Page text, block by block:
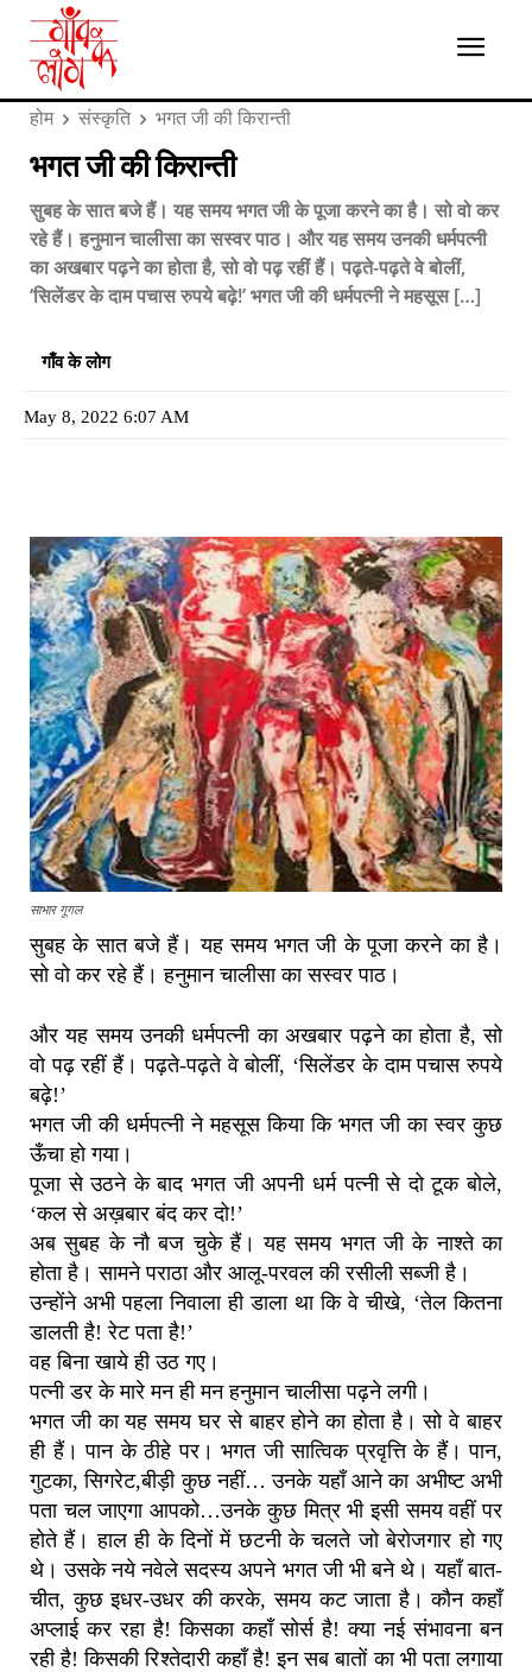
होम संस्कृति भगत जी की किरान्ती
भगत जी की किरान्ती
सुबह के सात बजे हैं। यह समय भगत जी के पूजा करने का है। सो वो कर
रहे हैं। हनुमान चालीसा का सस्वर पाठ। और यह समय उनकी धर्मपत्नी
का अखबार पढ़ने का होता है, सो वो पढ़ रहीं हैं। पढ़ते-पढ़ते वे बोलीं,
‘सिलेंडर के दाम पचास रुपये बढ़े!’ भगत जी की धर्मपत्नी ने महसूस […]
गाँव के लोग
May 8, 2022 6:07 AM
साभार गूगल
सुबह के सात बजे हैं। यह समय भगत जी के पूजा करने का है।
सो वो कर रहे हैं। हनुमान चालीसा का सस्वर पाठ।
और यह समय उनकी धर्मपत्नी का अखबार पढ़ने का होता है, सो
वो पढ़ रहीं हैं। पढ़ते-पढ़ते वे बोलीं, ‘सिलेंडर के दाम पचास रुपये
बढ़े!’
भगत जी की धर्मपत्नी ने महसूस किया कि भगत जी का स्वर कुछ
ऊँचा हो गया।
पूजा से उठने के बाद भगत जी अपनी धर्म पत्नी से दो टूक बोले,
‘कल से अख़बार बंद कर दो!’
अब सुबह के नौ बज चुके हैं। यह समय भगत जी के नाश्ते का
होता है। सामने पराठा और आलू-परवल की रसीली सब्जी है।
उन्होंने अभी पहला निवाला ही डाला था कि वे चीखे, ‘तेल कितना
डालती है! रेट पता है!’
वह बिना खाये ही उठ गए।
पत्नी डर के मारे मन ही मन हनुमान चालीसा पढ़ने लगी।
भगत जी का यह समय घर से बाहर होने का होता है। सो वे बाहर
ही हैं। पान के ठीहे पर। भगत जी सात्विक प्रवृत्ति के हैं। पान,
गुटका, सिगरेट,बीड़ी कुछ नहीं… उनके यहाँ आने का अभीष्ट अभी
पता चल जाएगा आपको…उनके कुछ मित्र भी इसी समय वहीं पर
होते हैं। हाल ही के दिनों में छटनी के चलते जो बेरोजगार हो गए
थे। उसके नये नवेले सदस्य अपने भगत जी भी बने थे। यहाँ बात-
चीत, कुछ इधर-उधर की करके, समय कट जाता है। कौन कहाँ
अप्लाई कर रहा है! किसका कहाँ सोर्स है! क्या नई संभावना बन
रही है! किसकी रिश्तेदारी कहाँ है! इन सब बातों का भी पता लगाया